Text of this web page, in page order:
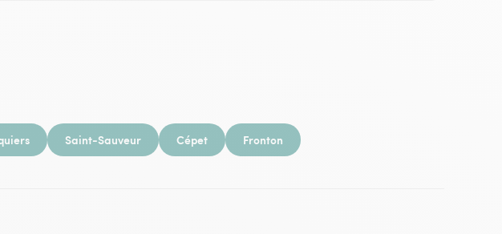
Saint-Sauveur Cépet Fronton